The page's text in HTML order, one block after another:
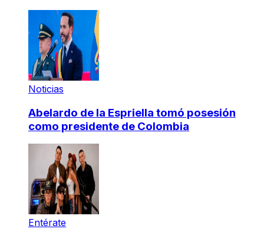
Noticias
Abelardo de la Espriella tomó posesión
como presidente de Colombia
Entérate